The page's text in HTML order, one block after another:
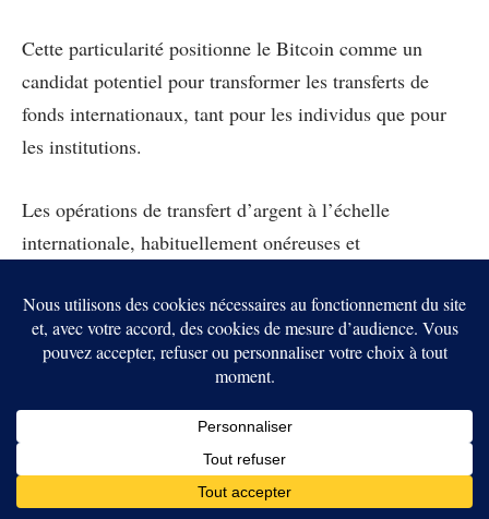
Cette particularité positionne le Bitcoin comme un
candidat potentiel pour transformer les transferts de
fonds internationaux, tant pour les individus que pour
les institutions.
Les opérations de transfert d’argent à l’échelle
internationale, habituellement onéreuses et
remises en question par la structure peer-to-peer du
Bitcoin.
des transferts directs entre parties sans recourir à un
intermédiaire, réduisant ainsi les frais et accélérant le
processus de transaction.